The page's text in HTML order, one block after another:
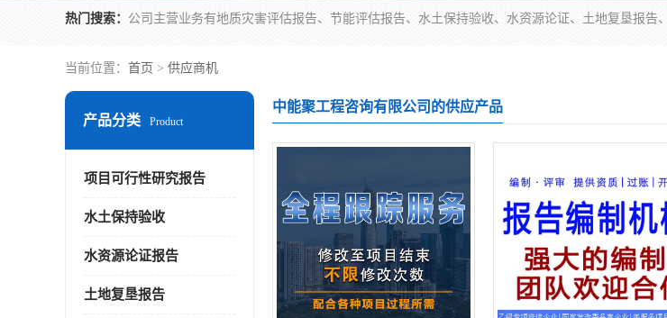
热门搜索：
当前位置： 首页 > 供应商机
产品分类 Product
项目可行性研究报告
水土保持验收
水资源论证报告
土地复垦报告
中能聚工程咨询有限公司的供应产品